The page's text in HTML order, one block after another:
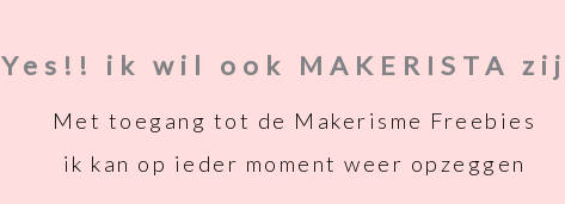
Yes!! ik wil ook MAKERISTA
Met toegang tot de Makerisme Freebies
ik kan op ieder moment weer opzeggen